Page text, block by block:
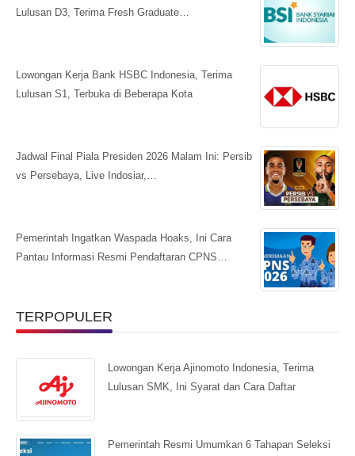
Lulusan D3, Terima Fresh Graduate…
Lowongan Kerja Bank HSBC Indonesia, Terima
Lulusan S1, Terbuka di Beberapa Kota
Jadwal Final Piala Presiden 2026 Malam Ini: Persib
vs Persebaya, Live Indosiar,…
Pemerintah Ingatkan Waspada Hoaks, Ini Cara
Pantau Informasi Resmi Pendaftaran CPNS…
TERPOPULER
Lowongan Kerja Ajinomoto Indonesia, Terima
Lulusan SMK, Ini Syarat dan Cara Daftar
Pemerintah Resmi Umumkan 6 Tahapan Seleksi